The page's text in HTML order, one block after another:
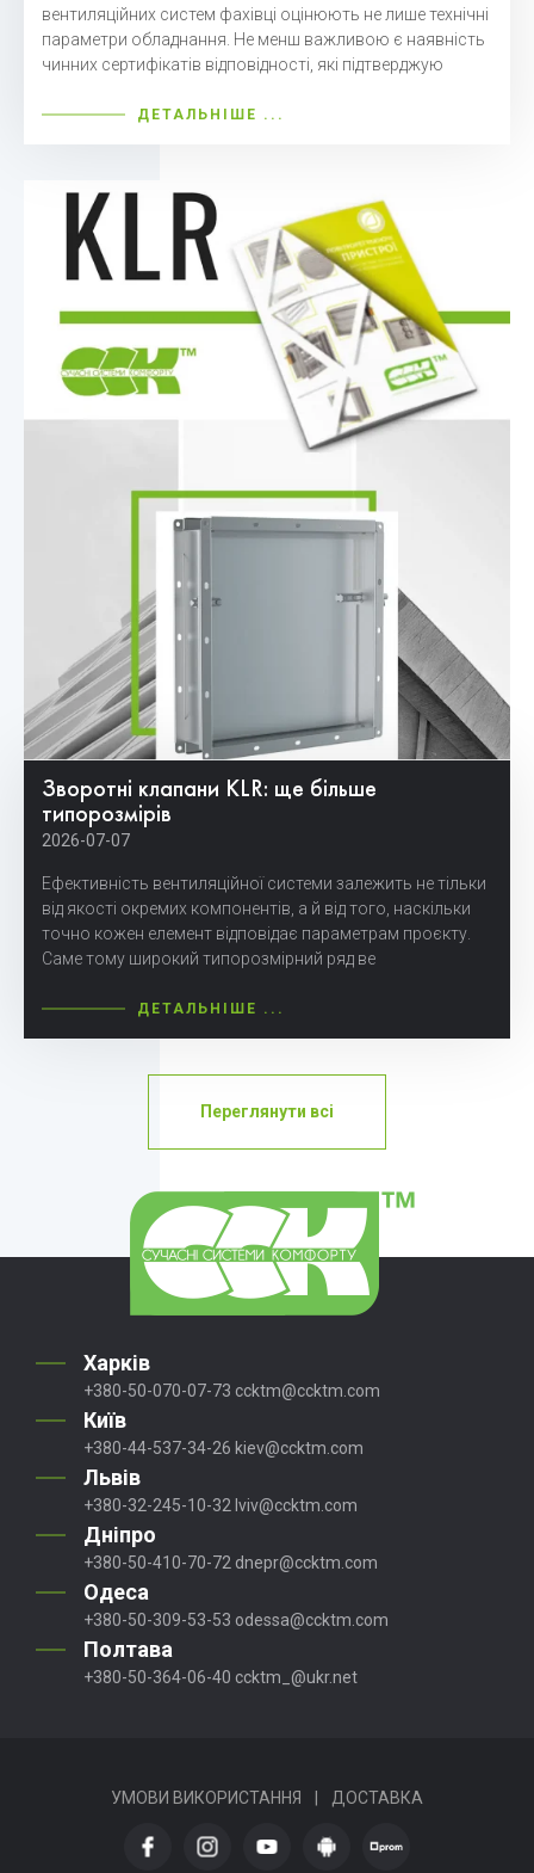
вентиляційних систем фахівці оцінюють не лише технічні
параметри обладнання. Не менш важливою є наявність
чинних сертифікатів відповідності, які підтверджую
ДЕТАЛЬНІШЕ ...
Зворотні клапани KLR: ще більше
типорозмірів
2026-07-07
Ефективність вентиляційної системи залежить не тільки
від якості окремих компонентів, а й від того, наскільки
точно кожен елемент відповідає параметрам проєкту.
Саме тому широкий типорозмірний ряд ве
ДЕТАЛЬНІШЕ ...
Переглянути всі
Харків
+380-50-070-07-73 ccktm@ccktm.com
Київ
+380-44-537-34-26 kiev@ccktm.com
Львів
+380-32-245-10-32 lviv@ccktm.com
Дніпро
+380-50-410-70-72 dnepr@ccktm.com
Одеса
+380-50-309-53-53 odessa@ccktm.com
Полтава
+380-50-364-06-40 ccktm_@ukr.net
УМОВИ ВИКОРИСТАННЯ ДОСТАВКА